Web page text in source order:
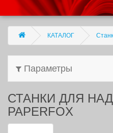
КАТАЛОГ
Параметры
СТАНКИ ДЛЯ
PAPERFOX